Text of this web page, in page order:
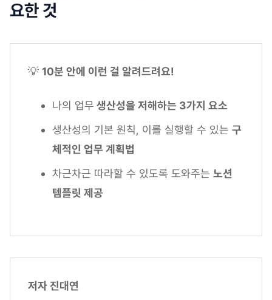
요한 것
💡 10분 안에 이런 걸 알려드려요!
나의 업무 생산성을 저해하는 3가지 요소
생산성의 기본 원칙, 이를 실행할 수 있는 구
체적인 업무 계획법
차근차근 따라할 수 있도록 도와주는 노션
템플릿 제공
저자 진대연